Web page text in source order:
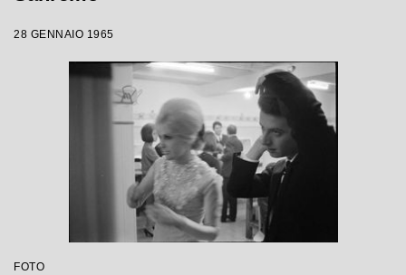
28 GENNAIO 1965
FOTO